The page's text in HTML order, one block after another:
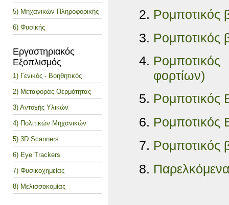
5) Μηχανικών Πληροφορικής
6) Φυσικής
Εργαστηριακός
Εξοπλισμός
1) Γενικός - Βοηθητικός
2) Μεταφοράς Θερμότητας
3) Αντοχής Υλικών
4) Πολιτικών Μηχανικών
5) 3D Scanners
6) Eye Trackers
7) Φυσικοχημείας
8) Μελισσοκομίας
Ρομποτικός
Ρομποτικός
φορτίων)
Ρομποτικός
Ρομποτικός
Ρομποτικός